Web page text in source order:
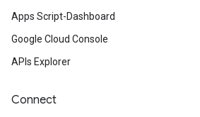
Apps Script-Dashboard
Google Cloud Console
APIs Explorer
Connect